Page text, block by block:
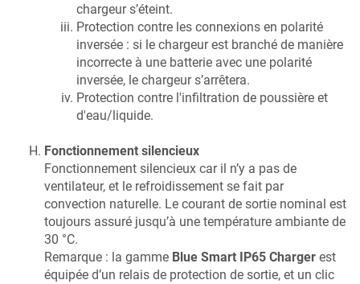
chargeur s’éteint.
Protection contre les connexions en polarité
inversée : si le chargeur est branché de manière
incorrecte à une batterie avec une polarité
inversée, le chargeur s’arrêtera.
Protection contre l'infiltration de poussière et
d'eau/liquide.
Fonctionnement silencieux
Fonctionnement silencieux car il n’y a pas de
ventilateur, et le refroidissement se fait par
convection naturelle. Le courant de sortie nominal est
toujours assuré jusqu’à une température ambiante de
30 °C.
Remarque : la gamme Blue Smart IP65 Charger est
équipée d’un relais de protection de sortie, et un clic